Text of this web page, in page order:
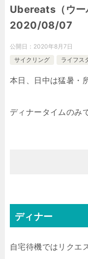
Ubereats（ウー
2020/08/07
公開日： 2020年8月7日
サイクリング
ライフス
本日、日中は猛暑・
ディナータイムのみ
ディナー
自宅待機ではリクエ